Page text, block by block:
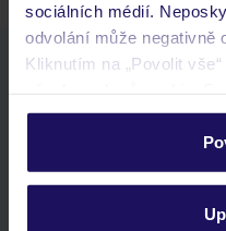
sociálních médií.
odvolání může negativně
Kliknutím na „Povolit
personalizovat v sekci
Podrobné informace o
ochrany osobních údajů.
Stáhněte si
seznam oblíbených
historie vyhledávání a
kontakt s TUI a